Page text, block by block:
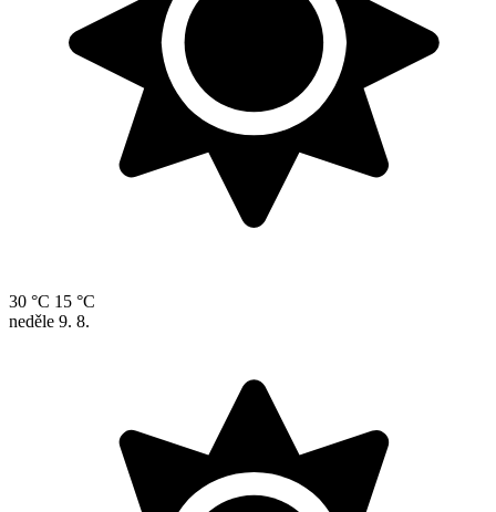
30 °C 15 °C
neděle 9. 8.